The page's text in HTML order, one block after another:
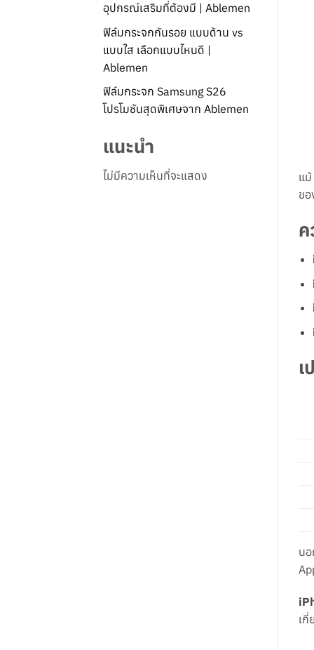
อุปกรณ์เสริมที่ต้องมี | Ablemen
ฟิล์มกระจกกันรอย แบบด้าน vs
แบบใส เลือกแบบไหนดี |
Ablemen
ฟิล์มกระจก Samsung S26
โปรโมชันสุดพิเศษจาก Ablemen
แนะนำ
ไม่มีความเห็นที่จะแสดง
แ
ข
ค
น
เกี่